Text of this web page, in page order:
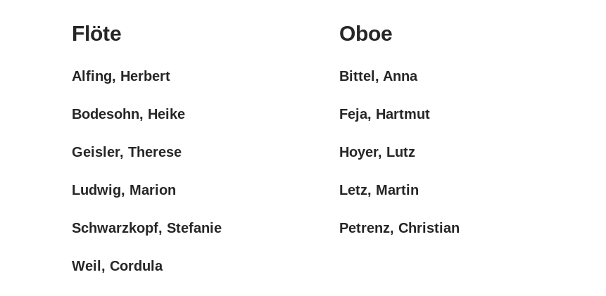
Flöte
Alfing, Herbert
Bodesohn, Heike
Geisler, Therese
Ludwig, Marion
Schwarzkopf, Stefanie
Weil, Cordula
Oboe
Bittel, Anna
Feja, Hartmut
Hoyer, Lutz
Letz, Martin
Petrenz, Christian